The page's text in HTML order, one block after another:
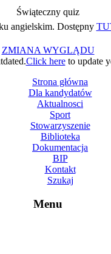
Świąteczny quiz
angielskim. Dostępny
ZMIANA WYGLĄDU
Click hereto update
Strona główna
Dla kandydatów
Aktualnosci
Sport
Stowarzyszenie
Biblioteka
Dokumentacja
BIP
Kontakt
Szukaj
Menu